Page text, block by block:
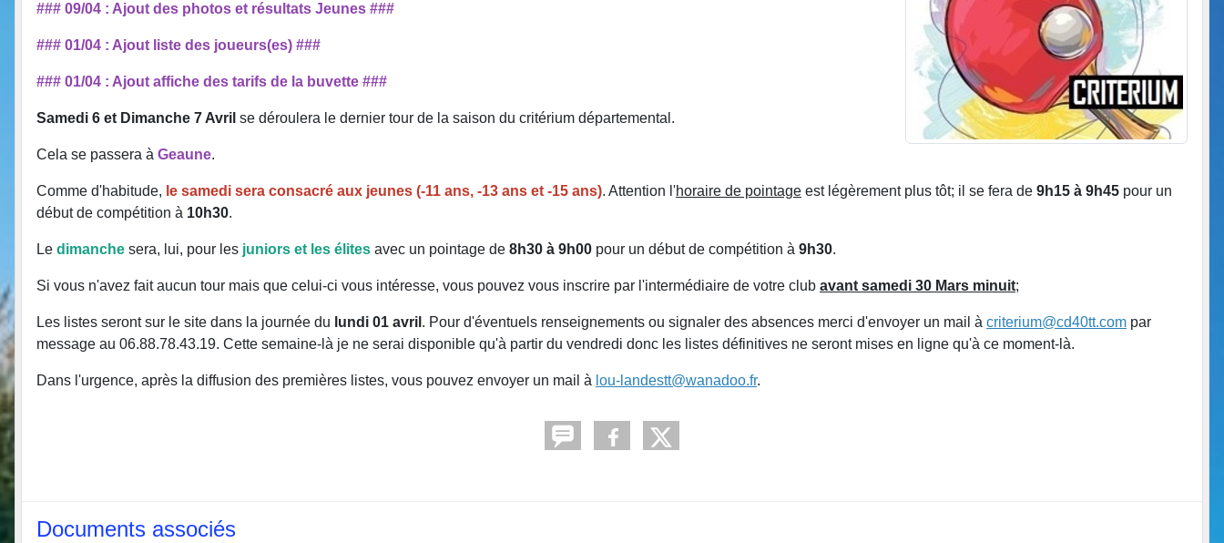
### 09/04 : Ajout des photos et résultats Jeunes ###
### 01/04 : Ajout liste des joueurs(es) ###
### 01/04 : Ajout affiche des tarifs de la buvette ###
Samedi 6 et Dimanche 7 Avril se déroulera le dernier tour de la saison du critérium départemental.
Cela se passera à Geaune.
Comme d'habitude, le samedi sera consacré aux jeunes (-11 ans, -13 ans et -15 ans). Attention l'horaire de pointage est légèrement plus tôt; il se fera de 9h15 à 9h45 pour un
début de compétition à 10h30.
Le dimanche sera, lui, pour les juniors et les élites avec un pointage de 8h30 à 9h00 pour un début de compétition à 9h30.
Si vous n'avez fait aucun tour mais que celui-ci vous intéresse, vous pouvez vous inscrire par l'intermédiaire de votre club avant samedi 30 Mars minuit;
Les listes seront sur le site dans la journée du lundi 01 avril . Pour d'éventuels renseignements ou signaler des absences merci d'envoyer un mail à criterium@cd40tt.com par
message au 06.88.78.43.19. Cette semaine-là je ne serai disponible qu'à partir du vendredi donc les listes définitives ne seront mises en ligne qu'à ce moment-là.
Dans l'urgence, après la diffusion des premières listes, vous pouvez envoyer un mail à lou-landestt@wanadoo.fr.
Documents associés